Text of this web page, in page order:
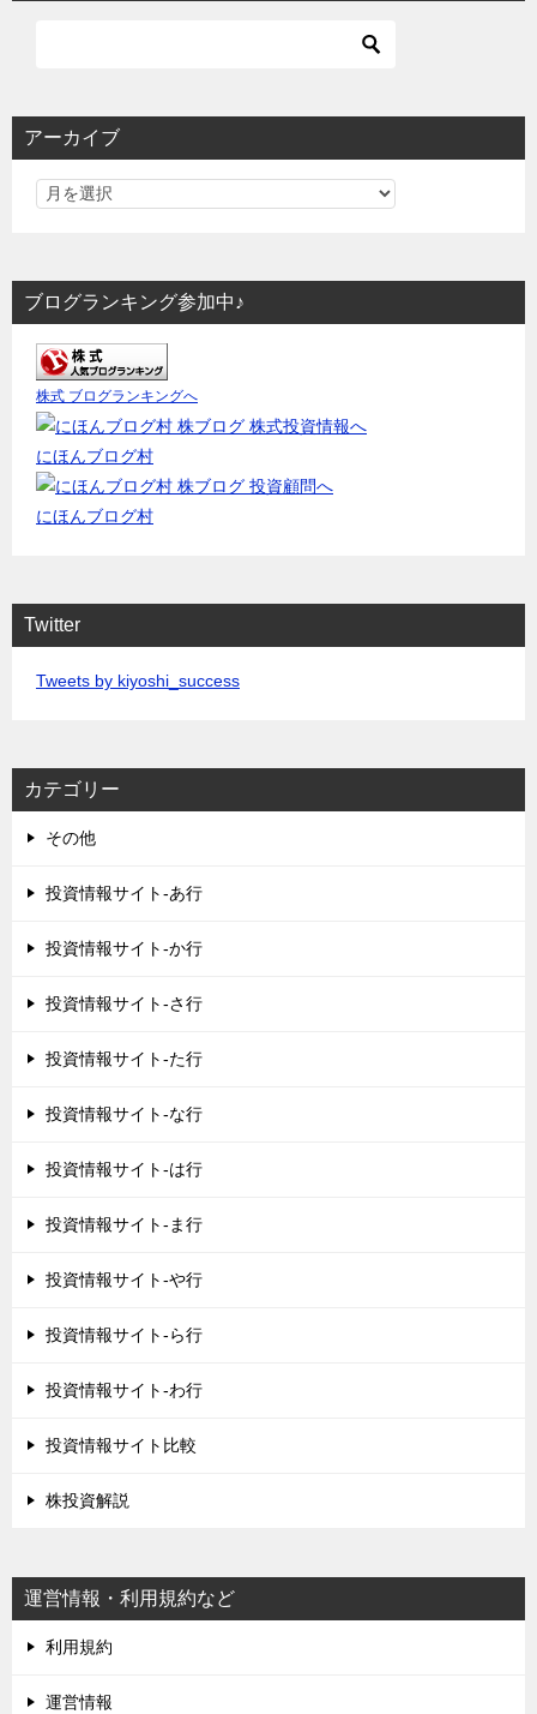
アーカイブ
ブログランキング参加中♪
株式 ブログランキングへ
にほんブログ村
にほんブログ村
Twitter
Tweets by kiyoshi_success
カテゴリー
その他
投資情報サイト-あ行
投資情報サイト-か行
投資情報サイト-さ行
投資情報サイト-た行
投資情報サイト-な行
投資情報サイト-は行
投資情報サイト-ま行
投資情報サイト-や行
投資情報サイト-ら行
投資情報サイト-わ行
投資情報サイト比較
株投資解説
運営情報・利用規約など
利用規約
運営情報